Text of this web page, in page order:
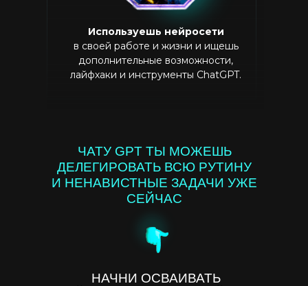
Используешь нейросети
в своей работе и жизни и ищешь
дополнительные возможности,
лайфхаки и инструменты ChatGPT.
НАЧНИ ОСВАИВАТЬ
ЧАТУ GPT ТЫ МОЖЕШЬ
ДЕЛЕГИРОВАТЬ ВСЮ РУТИНУ
И НЕНАВИСТНЫЕ ЗАДАЧИ УЖЕ
СЕЙЧАС